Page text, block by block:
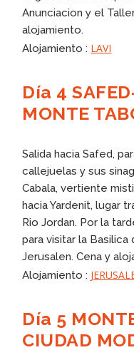
Anunciacion y el
alojamiento.
Alojamiento : LAVI
Día 4
MONTE
Salida hacia Safed,
callejuelas y sus
Cabala, vertiente
hacia Yardenit, lugar
Rio Jordan. Por la
para visitar la Basilica
Jerusalen. Cena y
Alojamiento :
Día 5
CIUDAD